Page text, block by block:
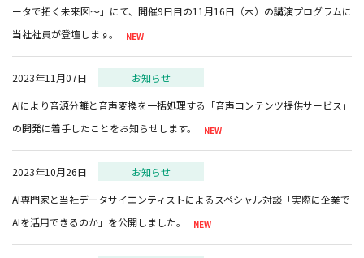
ータで拓く未来図～」にて、開催9日目の11月16日（木）の講演プログラムに
当社社員が登壇します。
2023年11月07日
お知らせ
AIにより音源分離と音声変換を一括処理する「音声コンテンツ提供サービス」
の開発に着手したことをお知らせします。
2023年10月26日
お知らせ
AI専門家と当社データサイエンティストによるスペシャル対談「実際に企業で
AIを活用できるのか」を公開しました。